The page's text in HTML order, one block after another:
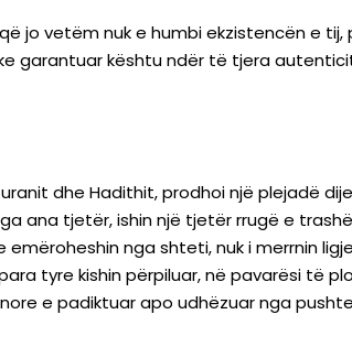
jo vetëm nuk e humbi ekzistencën e
garantuar kështu ndër të tjera
dhe Hadithit, prodhoi një plejadë
ana tjetër, ishin një tjetër rrugë e
nga shteti, nuk i merrnin
tyre kishin përpiluar, në pavarësi të
e padiktuar apo udhëzuar nga